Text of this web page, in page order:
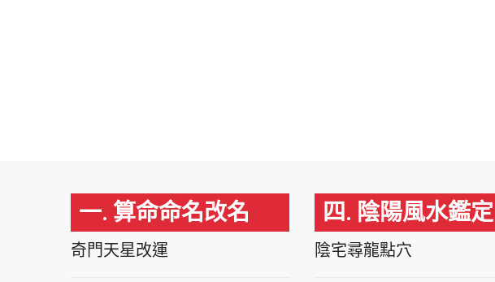
一. 算命命名改名
奇門天星改運
四. 陰陽風水鑑定
陰宅尋龍點穴